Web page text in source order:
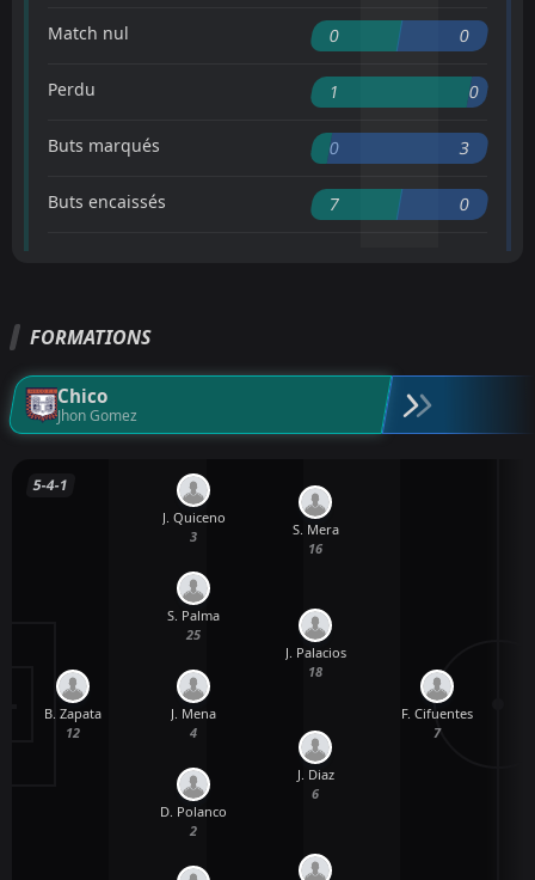
Match nul 0 0
Perdu 1 0
Buts marqués 0 3
Buts encaissés 7 0
FORMATIONS
Chico
Jhon Gomez
5-4-1
B. Zapata
12
D. Polanco
2
J. Mena
4
S. Palma
25
J. Quiceno
3
J. Diaz
6
J. Palacios
18
S. Mera
16
F. Cifuentes
7